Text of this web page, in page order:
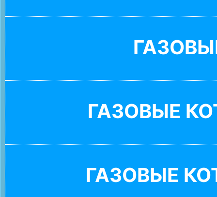
ГАЗОВЫЕ
ГАЗОВЫЕ